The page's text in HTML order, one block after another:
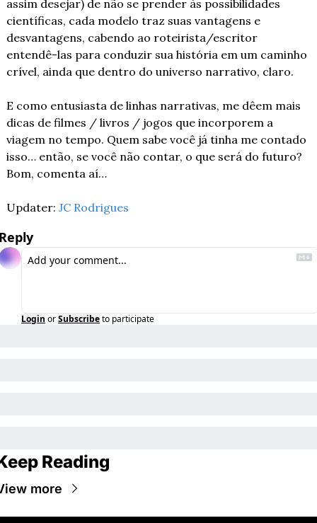
assim desejar) de não se prender às possibilidades
científicas, cada modelo traz suas vantagens e
desvantagens, cabendo ao roteirista/escritor
entendê-las para conduzir sua história em um caminho
crível, ainda que dentro do universo narrativo, claro.
E como entusiasta de linhas narrativas, me dêem mais
dicas de filmes / livros / jogos que incorporem a
viagem no tempo. Quem sabe você já tinha me contado
isso… então, se você não contar, o que será do futuro?
Bom, comenta aí…
Updater: JC Rodrigues
Login orSubscribeto participate
Reading
more